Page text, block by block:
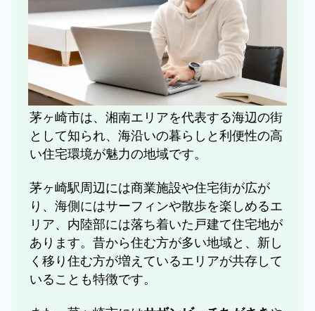
茅ヶ崎市は、湘南エリアを代表する海辺の街
として知られ、海沿いの暮らしと利便性の高
い住宅環境が魅力の地域です。
茅ヶ崎駅周辺には商業施設や住宅街が広が
り、海側にはサーフィンや散歩を楽しめるエ
リア、内陸部には落ち着いた戸建て住宅地が
あります。昔から住む方が多い地域と、新し
く移り住む方が増えているエリアが共存して
いることも特徴です。